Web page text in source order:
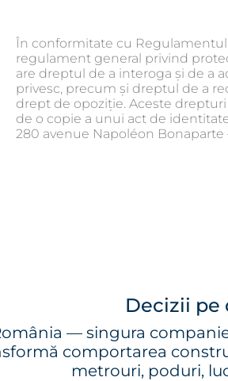
În conformitate cu
regulament general privind
are dreptul de a interoga și de a
privesc, precum și dreptul de a
drept de opoziție. Aceste
de o copie a unui act de
280 avenue Napoléon Bonaparte
Decizii pe
— singura
comportarea
metrouri, poduri,